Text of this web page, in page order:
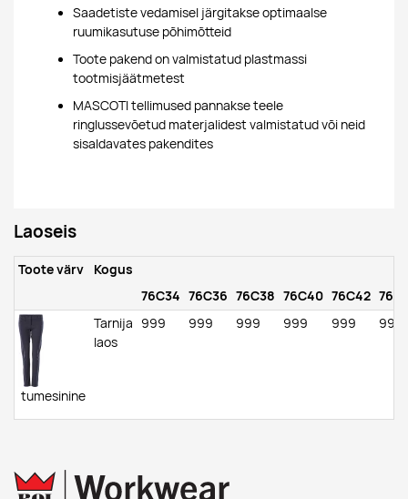
Saadetiste vedamisel järgitakse optimaalse
ruumikasutuse põhimõtteid
Toote pakend on valmistatud plastmassi
tootmisjäätmetest
MASCOTI tellimused pannakse teele
ringlussevõetud materjalidest valmistatud või neid
sisaldavates pakendites
Laoseis
Toote värv
Kogus
76C34 76C36 76C38 76C40 76C42
tumesinine
Tarnija
laos
999 999 999 999 999 999